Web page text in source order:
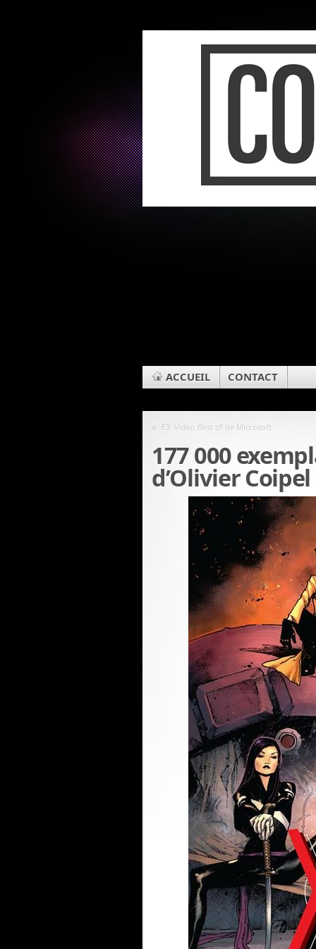
ACCUEIL CONTACT
« E3: Video Best of de Microsoft
177 000
d’Olivier Coipel